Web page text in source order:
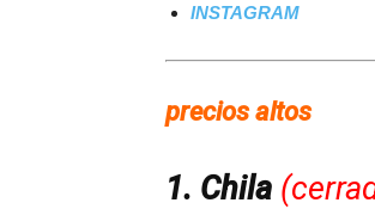
INSTAGRAM
precios altos
1. Chila